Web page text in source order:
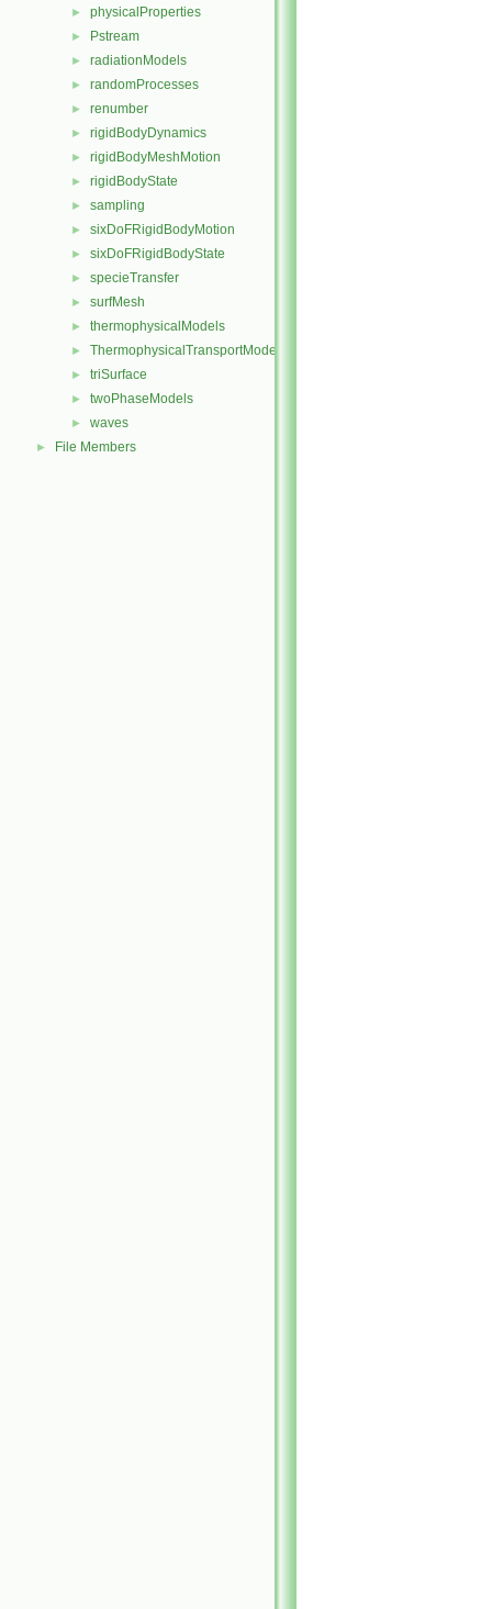
► physicalProperties
► Pstream
► radiationModels
► randomProcesses
► renumber
► rigidBodyDynamics
► rigidBodyMeshMotion
► rigidBodyState
► sampling
► sixDoFRigidBodyMotion
► sixDoFRigidBodyState
► specieTransfer
► surfMesh
► thermophysicalModels
► ThermophysicalTransportModels
► triSurface
► twoPhaseModels
► waves
► File Members